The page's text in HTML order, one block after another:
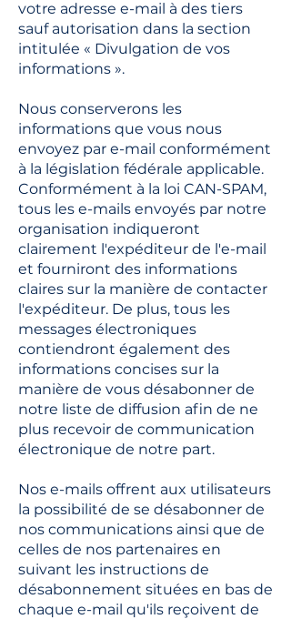
votre adresse e-mail à des tiers
sauf autorisation dans la section
intitulée « Divulgation de vos
informations ».
Nous conserverons les
informations que vous nous
envoyez par e-mail conformément
à la législation fédérale applicable.
Conformément à la loi CAN-SPAM,
tous les e-mails envoyés par notre
organisation indiqueront
clairement l'expéditeur de l'e-mail
et fourniront des informations
claires sur la manière de contacter
l'expéditeur. De plus, tous les
messages électroniques
contiendront également des
informations concises sur la
manière de vous désabonner de
notre liste de diffusion afin de ne
plus recevoir de communication
électronique de notre part.
Nos e-mails offrent aux utilisateurs
la possibilité de se désabonner de
nos communications ainsi que de
celles de nos partenaires en
suivant les instructions de
désabonnement situées en bas de
chaque e-mail qu'ils reçoivent de